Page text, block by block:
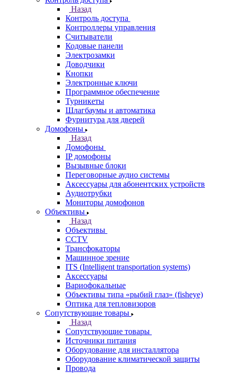
Назад
Контроль доступа
Контроллеры управления
Считыватели
Кодовые панели
Электрозамки
Доводчики
Кнопки
Электронные ключи
Программное обеспечение
Турникеты
Шлагбаумы и автоматика
Фурнитура для дверей
Домофоны
Назад
Домофоны
IP домофоны
Вызывные блоки
Переговорные аудио системы
Аксессуары для абонентских устройств
Аудиотрубки
Мониторы домофонов
Объективы
Назад
Объективы
CCTV
Трансфокаторы
Машинное зрение
ITS (Intelligent transportation systems)
Аксессуары
Вариофокальные
Объективы типа «рыбий глаз» (fisheye)
Оптика для тепловизоров
Сопутствующие товары
Назад
Сопутствующие товары
Источники питания
Оборудование для инсталлятора
Оборудование климатической защиты
Провода